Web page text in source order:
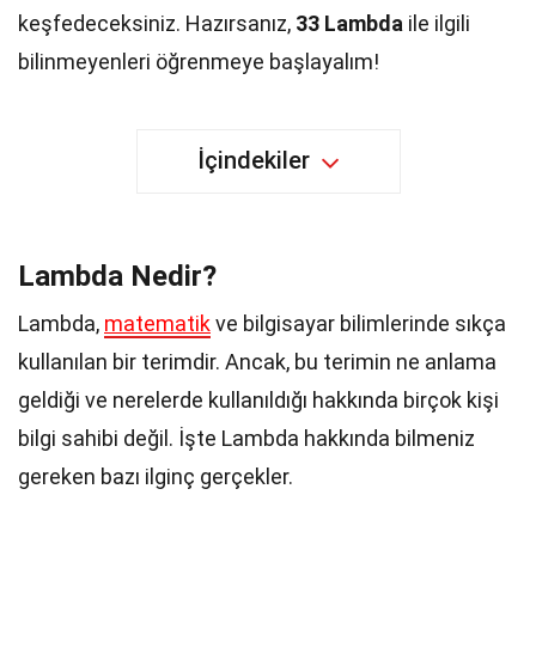
keşfedeceksiniz. Hazırsanız, 33 Lambda ile ilgili
bilinmeyenleri öğrenmeye başlayalım!
İçindekiler
Lambda Nedir?
Lambda, matematikve bilgisayar bilimlerinde sıkça
kullanılan bir terimdir. Ancak, bu terimin ne anlama
geldiği ve nerelerde kullanıldığı hakkında birçok kişi
bilgi sahibi değil. İşte Lambda hakkında bilmeniz
gereken bazı ilginç gerçekler.